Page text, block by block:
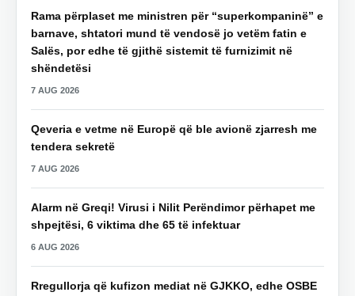
Rama përplaset me ministren për “superkompaninë” e
barnave, shtatori mund të vendosë jo vetëm fatin e
Salës, por edhe të gjithë sistemit të furnizimit në
shëndetësi
7 AUG 2026
Qeveria e vetme në Europë që ble avionë zjarresh me
tendera sekretë
7 AUG 2026
Alarm në Greqi! Virusi i Nilit Perëndimor përhapet me
shpejtësi, 6 viktima dhe 65 të infektuar
6 AUG 2026
Rregullorja që kufizon mediat në GJKKO, edhe OSBE